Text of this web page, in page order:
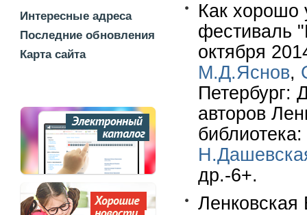
Интересные адреса
Последние обновления
Карта сайта
Как хорошо
фестиваль
октября
М.Д.Яснов,
Петербург:
авторов
др.-6+.
Ленковская